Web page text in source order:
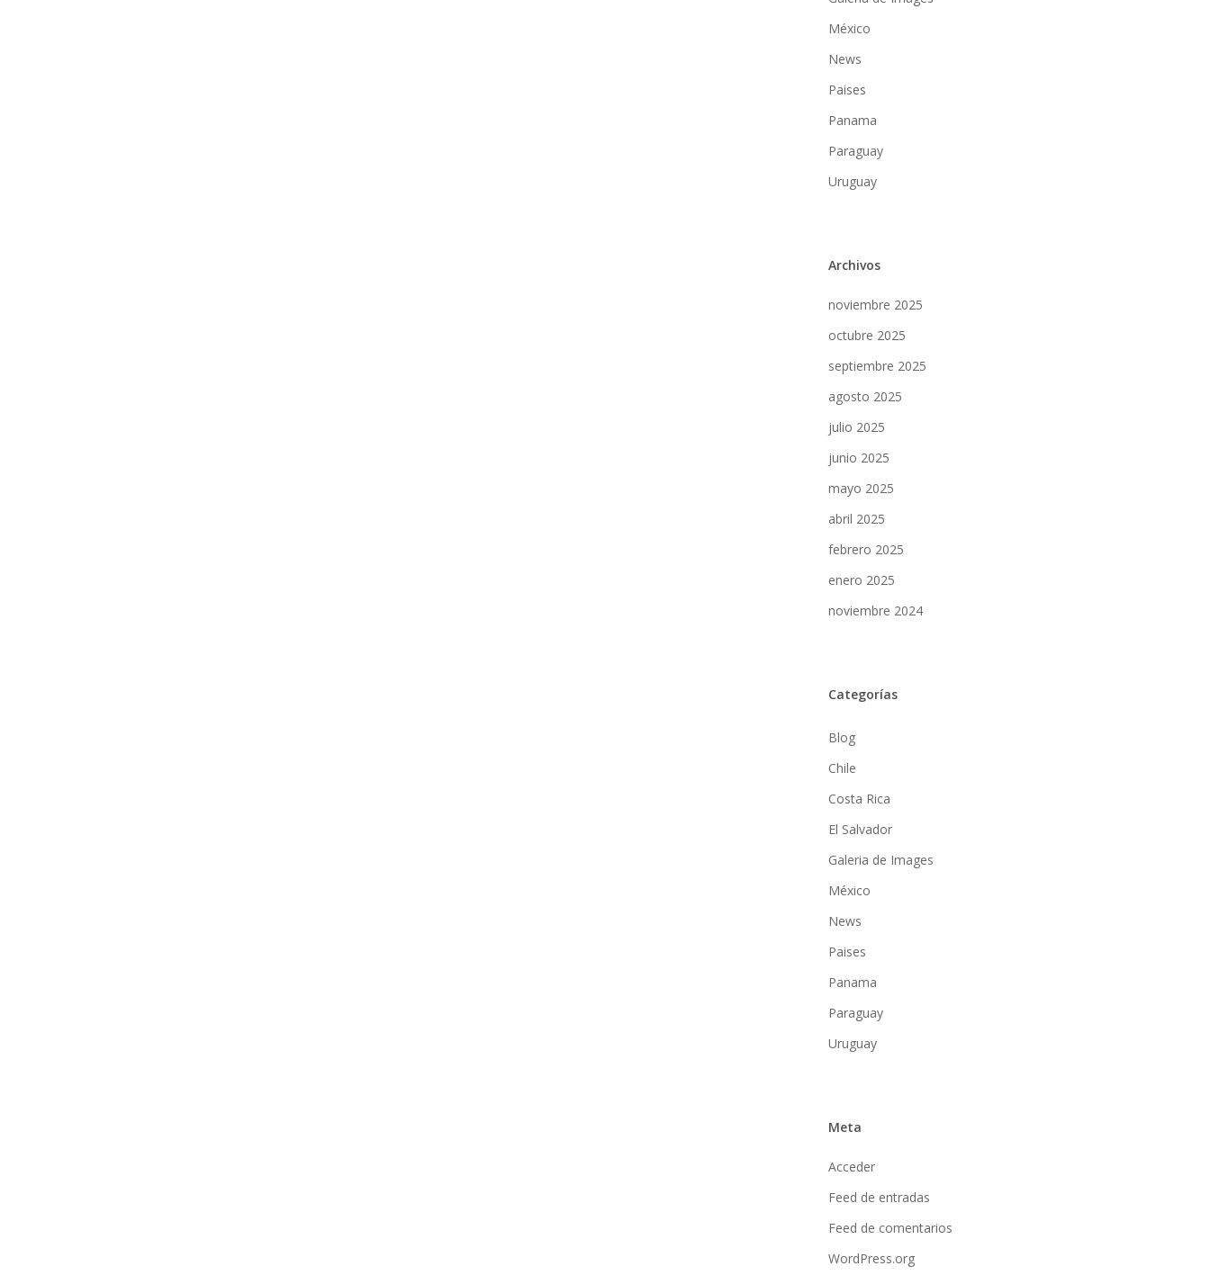
México
News
Paises
Panama
Paraguay
Uruguay
Archivos
noviembre 2025
octubre 2025
septiembre 2025
agosto 2025
julio 2025
junio 2025
mayo 2025
abril 2025
febrero 2025
enero 2025
noviembre 2024
Categorías
Blog
Chile
Costa Rica
El Salvador
Galeria de Images
México
News
Paises
Panama
Paraguay
Uruguay
Meta
Acceder
Feed de entradas
Feed de comentarios
WordPress.org